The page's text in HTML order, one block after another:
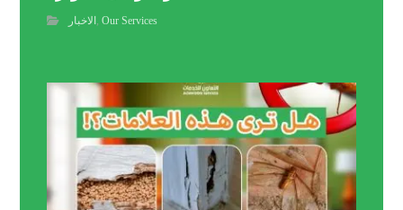
الاخبار ,Our Services